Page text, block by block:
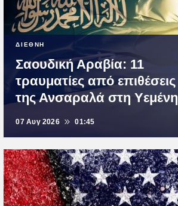
ΔΙΕΘΝΗ
Σαουδική Αραβία: 11
τραυματίες από επιθέσεις
της Ανσαραλά στη Υεμένη
07 Αυγ 2026 01:45